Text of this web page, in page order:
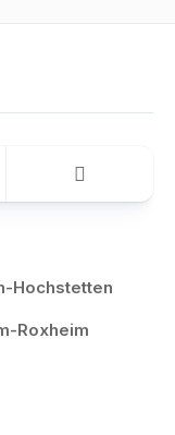
Hochstetten
Roxheim